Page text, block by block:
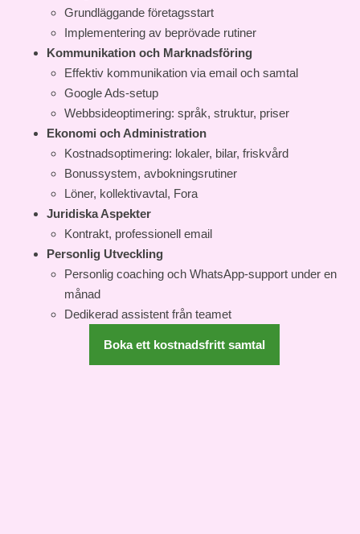
Grundläggande företagsstart
Implementering av beprövade rutiner
Kommunikation och Marknadsföring
Effektiv kommunikation via email och samtal
Google Ads-setup
Webbsideoptimering: språk, struktur, priser
Ekonomi och Administration
Kostnadsoptimering: lokaler, bilar, friskvård
Bonussystem, avbokningsrutiner
Löner, kollektivavtal, Fora
Juridiska Aspekter
Kontrakt, professionell email
Personlig Utveckling
Personlig coaching och WhatsApp-support under en
månad
Dedikerad assistent från teamet
Boka ett kostnadsfritt samtal